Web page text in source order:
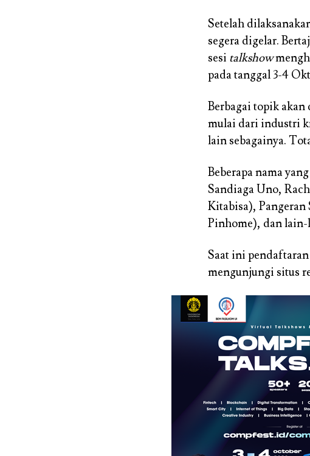
Setelah
segera digelar.
sesi talkshow
pada tanggal 3-4
Berbagai topik
mulai dari industri
lain sebagainya.
Beberapa nama
Sandiaga Uno,
Kitabisa),
Pinhome), dan
Saat ini
mengunjungi situs